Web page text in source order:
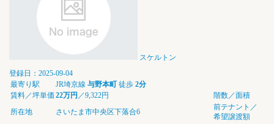
スケルトン
登録日：2025-09-04
最寄り駅
JR埼京線 与野本町 徒歩 2分
賃料／坪単価 22万円 ／9,322円
階数／面積
所在地
さいたま市中央区下落合6
前テナント／
希望譲渡額